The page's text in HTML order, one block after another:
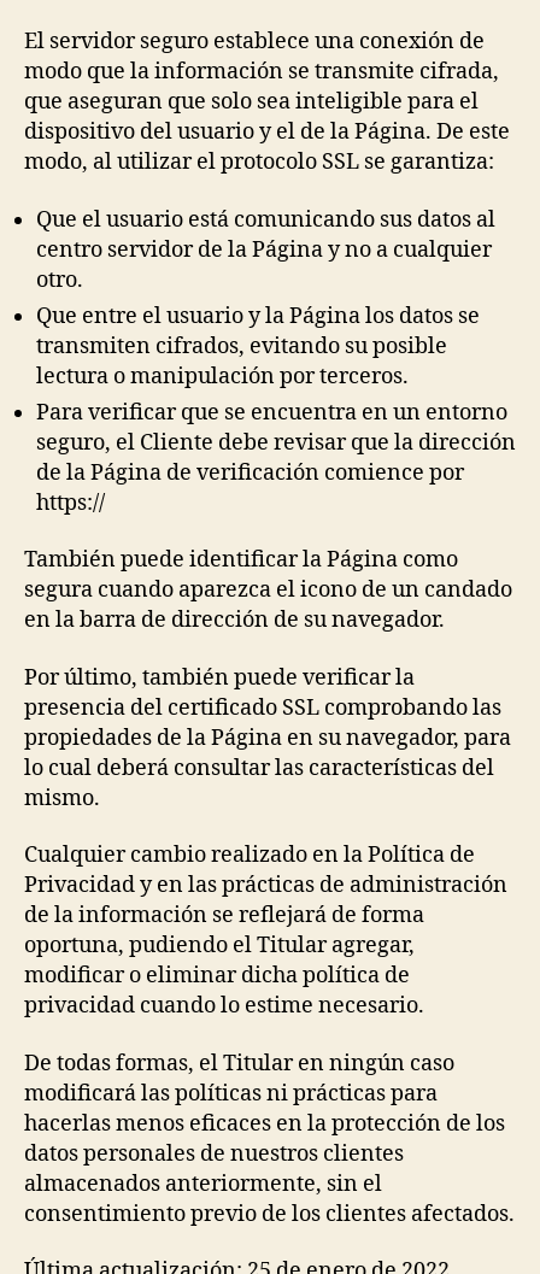
El servidor seguro establece una conexión de
modo que la información se transmite cifrada,
que aseguran que solo sea inteligible para el
dispositivo del usuario y el de la Página. De este
modo, al utilizar el protocolo SSL se garantiza:
Que el usuario está comunicando sus datos al
centro servidor de la Página y no a cualquier
otro.
Que entre el usuario y la Página los datos se
transmiten cifrados, evitando su posible
lectura o manipulación por terceros.
Para verificar que se encuentra en un entorno
seguro, el Cliente debe revisar que la dirección
de la Página de verificación comience por
https://
También puede identificar la Página como
segura cuando aparezca el icono de un candado
en la barra de dirección de su navegador.
Por último, también puede verificar la
presencia del certificado SSL comprobando las
propiedades de la Página en su navegador, para
lo cual deberá consultar las características del
mismo.
Cualquier cambio realizado en la Política de
Privacidad y en las prácticas de administración
de la información se reflejará de forma
oportuna, pudiendo el Titular agregar,
modificar o eliminar dicha política de
privacidad cuando lo estime necesario.
De todas formas, el Titular en ningún caso
modificará las políticas ni prácticas para
hacerlas menos eficaces en la protección de los
datos personales de nuestros clientes
almacenados anteriormente, sin el
consentimiento previo de los clientes afectados.